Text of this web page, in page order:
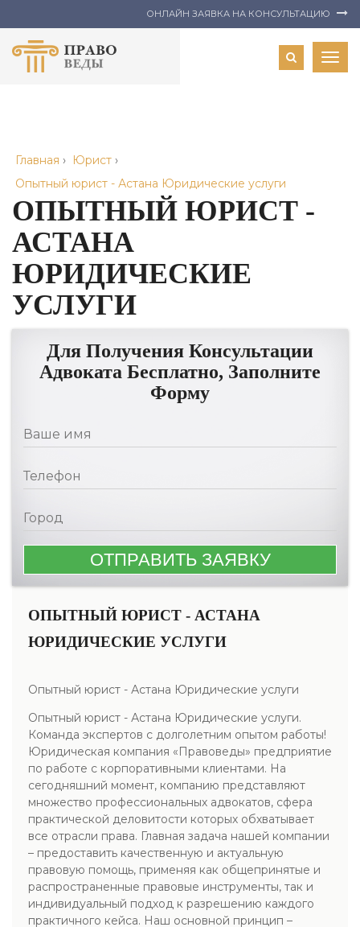
ОНЛАЙН ЗАЯВКА НА КОНСУЛЬТАЦИЮ
Главная › Юрист ›
Опытный юрист - Астана Юридические услуги
ОПЫТНЫЙ ЮРИСТ -
АСТАНА
ЮРИДИЧЕСКИЕ
УСЛУГИ
Для Получения Консультации
Адвоката Бесплатно, Заполните
Форму
ОПЫТНЫЙ ЮРИСТ - АСТАНА
ЮРИДИЧЕСКИЕ УСЛУГИ
Опытный юрист - Астана Юридические услуги
Опытный юрист - Астана Юридические услуги.
Команда экспертов с долголетним опытом работы!
Юридическая компания «Правоведы» предприятие
по работе с корпоративными клиентами. На
сегодняшний момент, компанию представляют
множество профессиональных адвокатов, сфера
практической деловитости которых обхватывает
все отрасли права. Главная задача нашей компании
– предоставить качественную и актуальную
правовую помощь, применяя как общепринятые и
распространенные правовые инструменты, так и
индивидуальный подход к разрешению каждого
практичного кейса. Наш основной принцип –